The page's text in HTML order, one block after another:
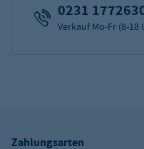
0231
Verkauf Mo-Fr (8-18
Zahlungsarten